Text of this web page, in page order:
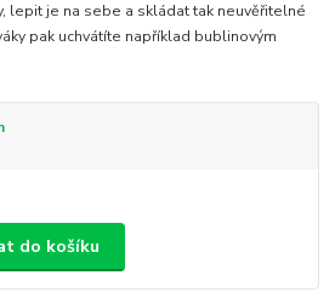
lepit je na sebe a skládat tak neuvěřitelné
pak uchvátíte například bublinovým
do košíku